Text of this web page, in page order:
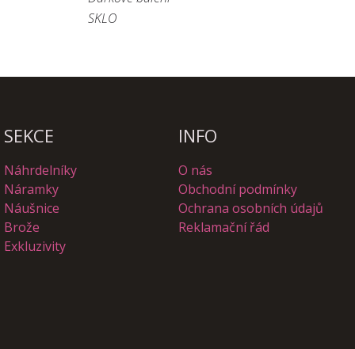
SKLO
SEKCE INFO
Náhrdelníky
Náramky
Náušnice
Brože
Exkluzivity
O nás
Obchodní podmínky
Ochrana osobních údajů
Reklamační řád